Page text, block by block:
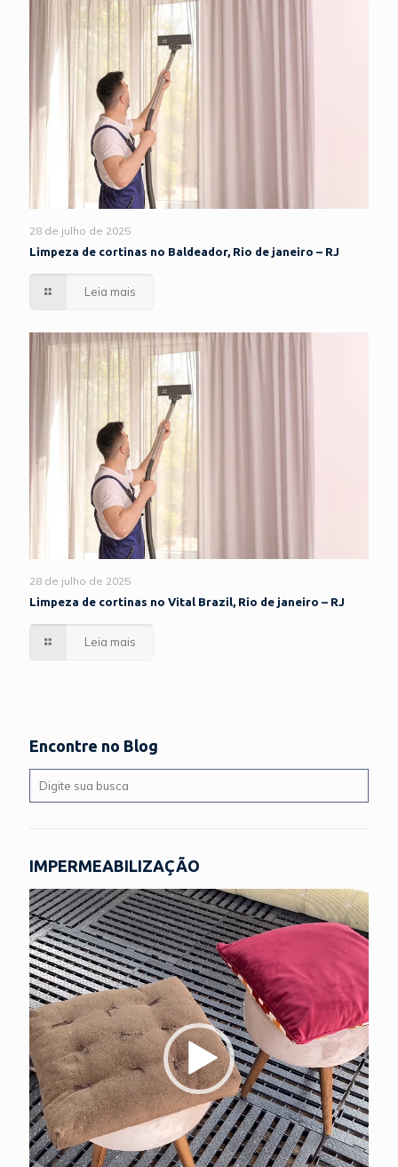
28 de julho de 2025
Limpeza de cortinas no Baldeador, Rio de janeiro – RJ
Leia mais
28 de julho de 2025
Limpeza de cortinas no Vital Brazil, Rio de janeiro – RJ
Leia mais
Encontre no Blog
IMPERMEABILIZAÇÃO
Tocador
de
vídeo